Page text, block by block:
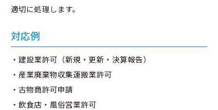
適切に処理します。
対応例
・建設業許可（新規・更新・決算報告）
・産業廃棄物収集運搬業許可
・古物商許可申請
・飲食店・風俗営業許可